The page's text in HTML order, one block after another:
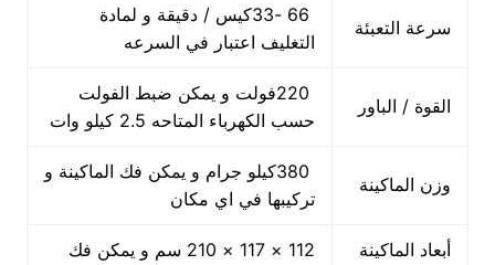
سرعة التعبئة
66 -33كيس / دقيقة و لمادة
التغليف اعتبار في السرعه
القوة / الباور
220فولت و يمكن ضبط الفولت
حسب الكهرباء المتاحه 2.5 كيلو وات
وزن الماكينة
380كيلو جرام و يمكن فك الماكينة و
تركيبها في اي مكان
أبعاد الماكينة
112 × 117 × 210 سم و يمكن فك